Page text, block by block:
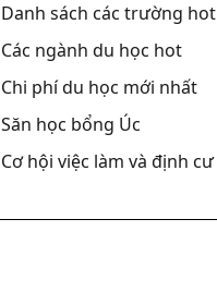
Danh sách các trường hot
Các ngành du học hot
Chi phí du học mới nhất
Săn học bổng Úc
Cơ hội việc làm và định cư